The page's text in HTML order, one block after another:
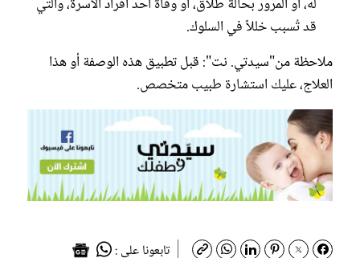
له، أو المرور بحالة طلاق، أو وفاة أحد أفراد الأسرة، والتي
قد تُسبب خللاً في السلوك.
ملاحظة من"سيدتي. نت": قبل تطبيق هذه الوصفة أو هذا
العلاج، عليك استشارة طبيب متخصص.
تابعونا على :